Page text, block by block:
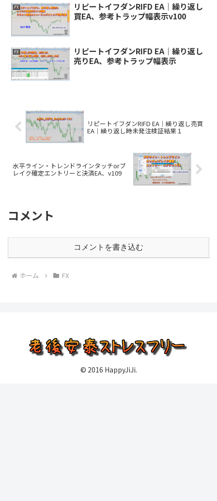
FX
リピートイフダンRIFD EA｜繰り返し
買EA、参考トラップ幅表示v100
FX
リピートイフダンRIFD EA｜繰り返し
売りEA、参考トラップ幅表示
リピートイフダンRIFD EA｜繰り返し売買
EA｜繰り返し時未発注検証結果１
水平ライン・トレンドラインタッチorブ
レイク確定エントリーと決済EA、v109
コメント
コメントを書き込む
ホーム FX
© 2016 HappyJiJi.